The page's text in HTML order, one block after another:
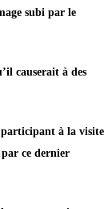
subi par le
causerait à des
participant à la visite
par ce dernier